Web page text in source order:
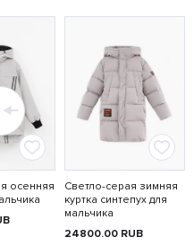
осенняя
Светло-серая зимняя
куртка синтепух для
мальчика
24800.00 RUB